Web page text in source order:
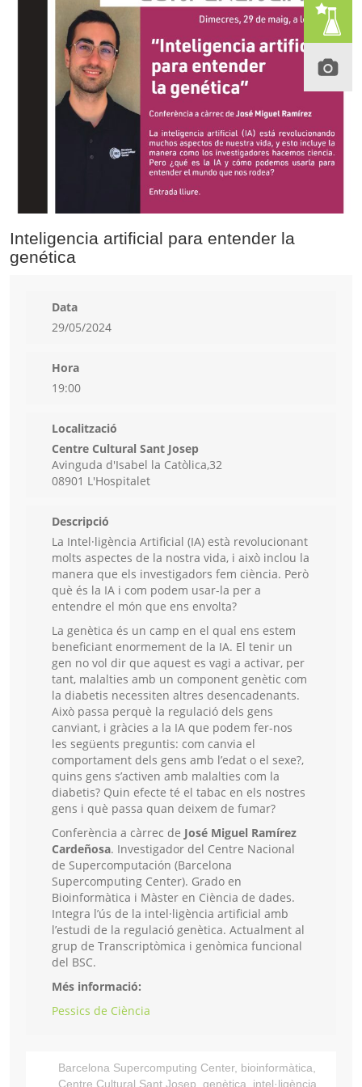
Inteligencia artificial para entender la
genética
Data
29/05/2024
Hora
19:00
Localització
Centre Cultural Sant Josep
Avinguda d'Isabel la Catòlica,32
08901 L'Hospitalet
Descripció
La Intel·ligència Artificial (IA) està revolucionant
molts aspectes de la nostra vida, i això inclou la
manera que els investigadors fem ciència. Però
què és la IA i com podem usar-la per a
entendre el món que ens envolta?
La genètica és un camp en el qual ens estem
beneficiant enormement de la IA. El tenir un
gen no vol dir que aquest es vagi a activar, per
tant, malalties amb un component genètic com
la diabetis necessiten altres desencadenants.
Això passa perquè la regulació dels gens
canviant, i gràcies a la IA que podem fer-nos
les següents preguntis: com canvia el
comportament dels gens amb l’edat o el sexe?,
quins gens s’activen amb malalties com la
diabetis? Quin efecte té el tabac en els nostres
gens i què passa quan deixem de fumar?
Conferència a càrrec de José Miguel Ramírez
Cardeñosa. Investigador del Centre Nacional
de Supercomputación (Barcelona
Supercomputing Center). Grado en
Bioinformàtica i Màster en Ciència de dades.
Integra l’ús de la intel·ligència artificial amb
l’estudi de la regulació genètica. Actualment al
grup de Transcriptòmica i genòmica funcional
del BSC.
Més informació:
Pessics de Ciència
Barcelona Supercomputing Center, bioinformàtica,
Centre Cultural Sant Josep genètica intel·ligència